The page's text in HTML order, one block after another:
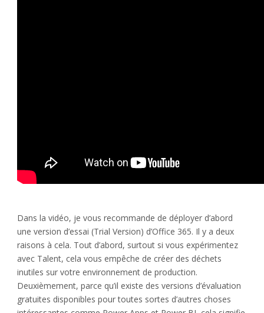
Dans la vidéo, je vous recommande de déployer d’abord
une version d’essai (Trial Version) d’Office 365. Il y a deux
raisons à cela. Tout d’abord, surtout si vous expérimentez
avec Talent, cela vous empêche de créer des déchets
inutiles sur votre environnement de production.
Deuxièmement, parce qu’il existe des versions d’évaluation
gratuites disponibles pour toutes sortes d’autres choses